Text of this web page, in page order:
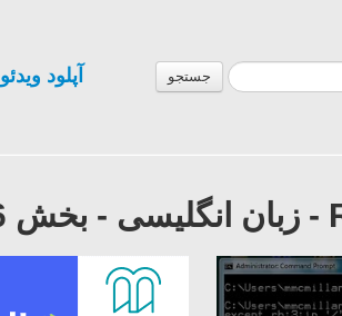
جستجو آپلود ویدئو